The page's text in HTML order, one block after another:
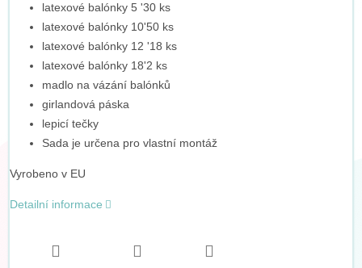
latexové balónky 5 '30 ks
latexové balónky 10'50 ks
latexové balónky 12 '18 ks
latexové balónky 18'2 ks
madlo na vázání balónků
girlandová páska
lepicí tečky
Sada je určena pro vlastní montáž
Vyrobeno v EU
Detailní informace